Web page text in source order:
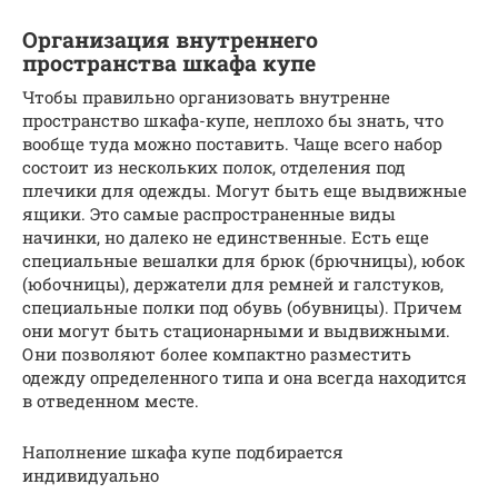
Организация внутреннего
пространства шкафа купе
Чтобы правильно организовать внутренне
пространство шкафа-купе, неплохо бы знать, что
вообще туда можно поставить. Чаще всего набор
состоит из нескольких полок, отделения под
плечики для одежды. Могут быть еще выдвижные
ящики. Это самые распространенные виды
начинки, но далеко не единственные. Есть еще
специальные вешалки для брюк (брючницы), юбок
(юбочницы), держатели для ремней и галстуков,
специальные полки под обувь (обувницы). Причем
они могут быть стационарными и выдвижными.
Они позволяют более компактно разместить
одежду определенного типа и она всегда находится
в отведенном месте.
Наполнение шкафа купе подбирается
индивидуально